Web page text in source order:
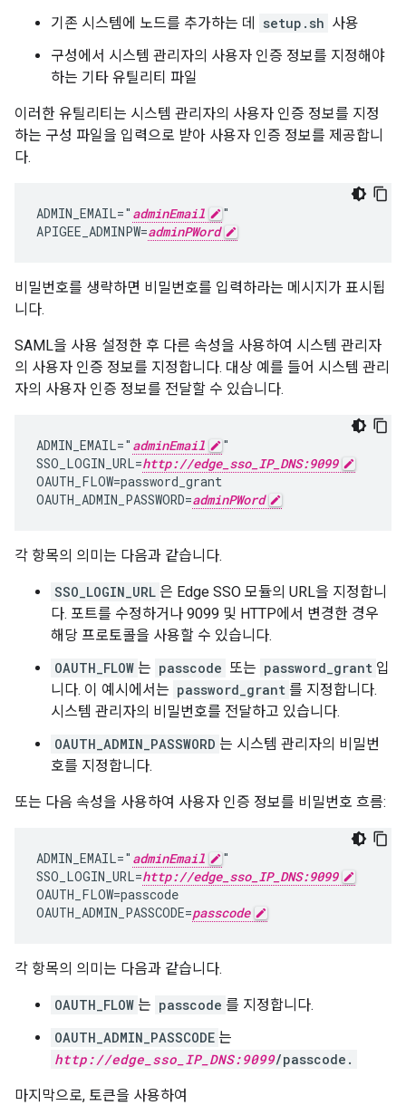
기존 시스템에 노드를 추가하는 데
setup.sh 사용
구성에서 시스템 관리자의 사용자 인증 정보를 지정해야
하는 기타 유틸리티 파일
이러한 유틸리티는 시스템 관리자의 사용자 인증 정보를 지정
하는 구성 파일을 입력으로 받아 사용자 인증 정보를 제공합니
다.
ADMIN_EMAIL=" adminEmail
"
APIGEE_ADMINPW=adminPWord
비밀번호를 생략하면 비밀번호를 입력하라는 메시지가 표시됩
니다.
SAML을 사용 설정한 후 다른 속성을 사용하여 시스템 관리자
의 사용자 인증 정보를 지정합니다. 대상 예를 들어 시스템 관리
자의 사용자 인증 정보를 전달할 수 있습니다.
ADMIN_EMAIL=" adminEmail
"
SSO_LOGIN_URL=http://edge_sso_IP_DNS:9099
OAUTH_FLOW=password_grant
OAUTH_ADMIN_PASSWORD=adminPWord
각 항목의 의미는 다음과 같습니다.
SSO_LOGIN_URL 은 Edge SSO 모듈의 URL을 지정합니
다. 포트를 수정하거나 9099 및 HTTP에서 변경한 경우
해당 프로토콜을 사용할 수 있습니다.
OAUTH_FLOW 는 passcode 또는 password_grant 입
니다. 이 예시에서는 password_grant 를 지정합니다.
시스템 관리자의 비밀번호를 전달하고 있습니다.
OAUTH_ADMIN_PASSWORD 는 시스템 관리자의 비밀번
호를 지정합니다.
또는 다음 속성을 사용하여 사용자 인증 정보를 비밀번호 흐름:
ADMIN_EMAIL=" adminEmail
"
SSO_LOGIN_URL=http://edge_sso_IP_DNS:9099
OAUTH_FLOW=passcode
OAUTH_ADMIN_PASSCODE=passcode
각 항목의 의미는 다음과 같습니다.
OAUTH_FLOW 는 passcode 를 지정합니다.
OAUTH_ADMIN_PASSCODE 는
http://edge_sso_IP_DNS:9099/passcode.
마지막으로, 토큰을 사용하여